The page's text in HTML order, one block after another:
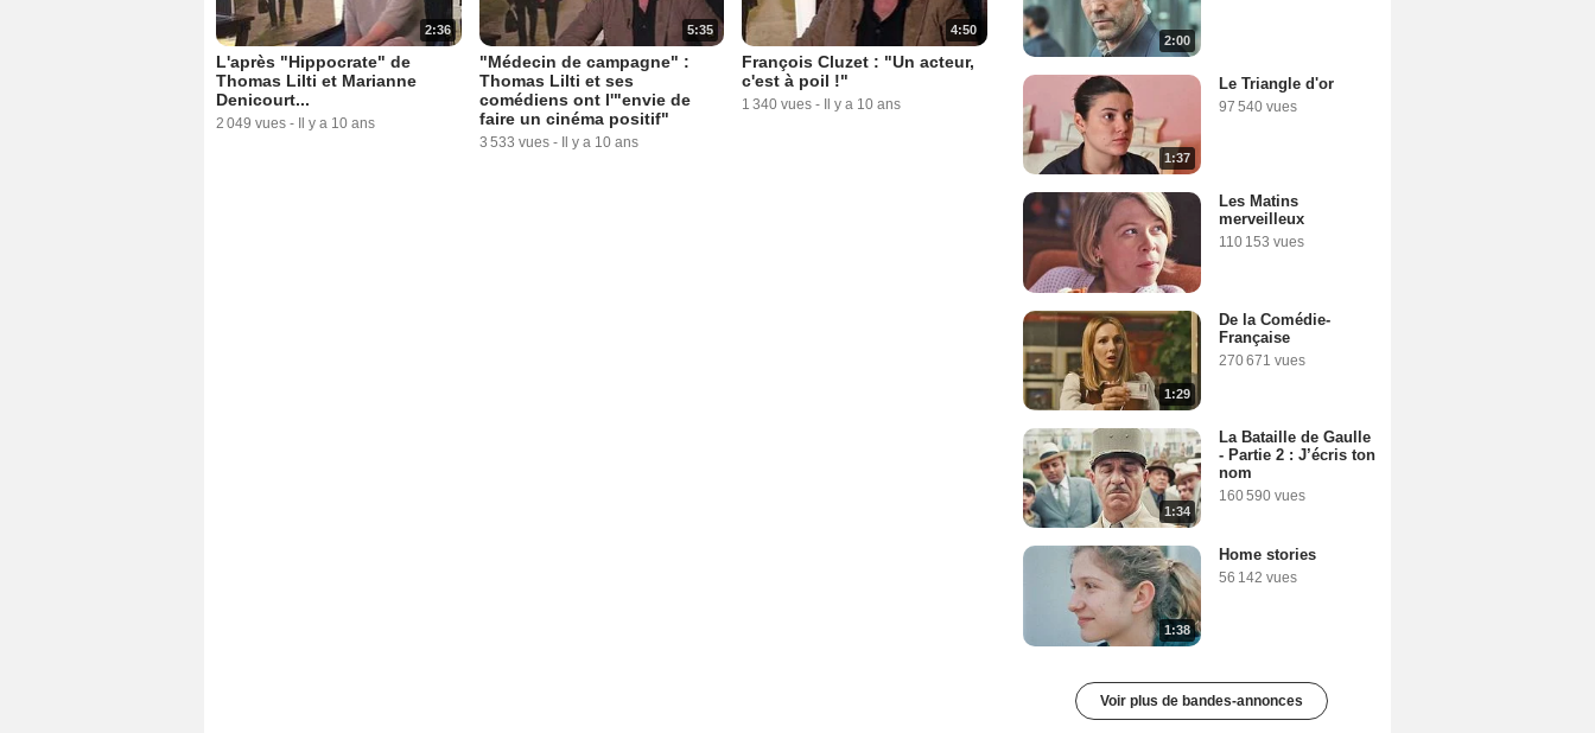
2:36
L'après "Hippocrate" de
Thomas Lilti et Marianne
Denicourt...
2 049 vues - Il y a 10 ans
5:35
"Médecin de campagne" :
Thomas Lilti et ses
comédiens ont l'"envie de
faire un cinéma positif"
3 533 vues - Il y a 10 ans
4:50
François Cluzet : "Un acteur,
c'est à poil !"
1 340 vues - Il y a 10 ans
2:00
1:37
Le Triangle d'or
97 540 vues
Les Matins
merveilleux
110 153 vues
1:29
De la Comédie-
Française
270 671 vues
1:34
La Bataille de Gaulle
- Partie 2 : J’écris ton
nom
160 590 vues
1:38
Home stories
56 142 vues
Voir plus de bandes-annonces